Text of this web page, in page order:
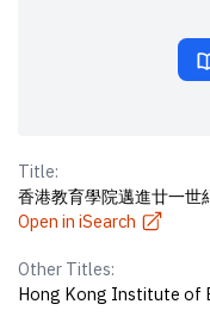
Title:
香港教育學院邁進廿一世
Open in iSearch
Other Titles:
Hong Kong Institute of